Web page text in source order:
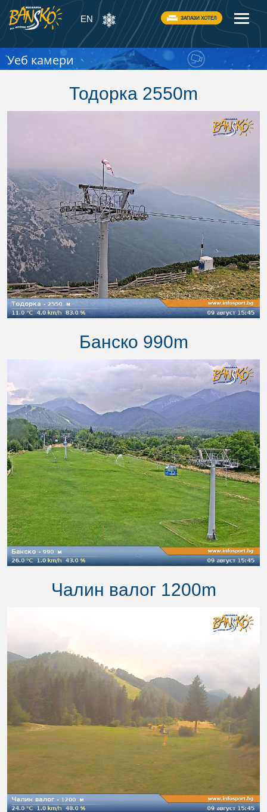
EN ЗАПАЗИ ХОТЕЛ
Уеб камери
Тодорка 2550m
Банско 990m
Чалин валог 1200m